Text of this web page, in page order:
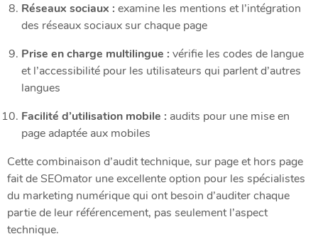
Réseaux sociaux : examine les mentions et l’intégration
des réseaux sociaux sur chaque page
Prise en charge multilingue : vérifie les codes de langue
et l’accessibilité pour les utilisateurs qui parlent d’autres
langues
Facilité d’utilisation mobile : audits pour une mise en
page adaptée aux mobiles
Cette combinaison d’audit technique, sur page et hors page
fait de SEOmator une excellente option pour les spécialistes
du marketing numérique qui ont besoin d’auditer chaque
partie de leur référencement, pas seulement l’aspect
technique.